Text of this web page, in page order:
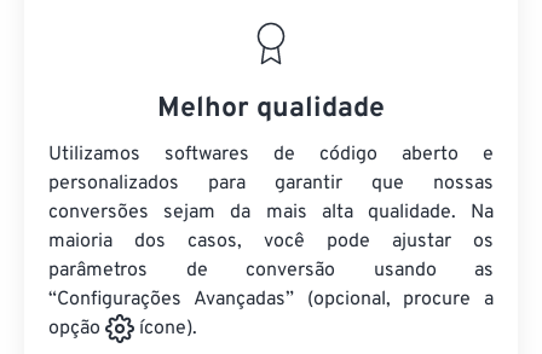
Melhor qualidade
Utilizamos softwares de código aberto e
personalizados para garantir que nossas
conversões sejam da mais alta qualidade. Na
maioria dos casos, você pode ajustar os
parâmetros de conversão usando as
“Configurações Avançadas” (opcional, procure a
opção
ícone).